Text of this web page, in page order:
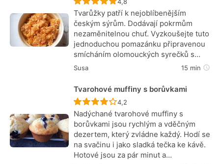
Tvarůžky patří k nejoblíbenějším
českým sýrům. Dodávají pokrmům
nezaměnitelnou chuť. Vyzkoušejte tuto
jednoduchou pomazánku připravenou
smícháním olomouckých syrečků s…
Susa 15 min
Tvarohové muffiny s borůvkami
Recept ještě nebyl hodnocen
4,2
Nadýchané tvarohové muffiny s
borůvkami jsou rychlým a vděčným
dezertem, který zvládne každý. Hodí se
na svačinu i jako sladká tečka ke kávě.
Hotové jsou za pár minut a…